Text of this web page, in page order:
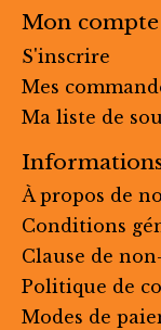
Mon compte
S'inscrire
Mes
Ma liste de
À propos de
Conditions
Clause de
Politique de
Modes de